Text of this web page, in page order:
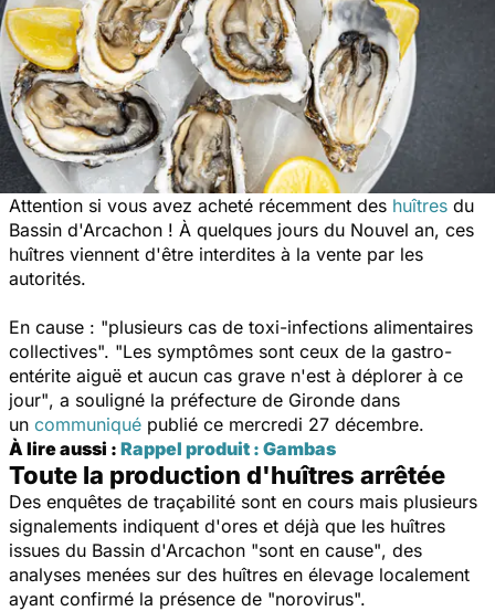
Attention si vous avez acheté récemment des huîtres du
Bassin d'Arcachon ! À quelques jours du Nouvel an, ces
huîtres viennent d'être interdites à la vente par les
autorités.
En cause : "plusieurs cas de toxi-infections alimentaires
collectives". "Les symptômes sont ceux de la gastro-
entérite aiguë et aucun cas grave n'est à déplorer à ce
jour", a souligné la préfecture de Gironde dans
un communiqué publié ce mercredi 27 décembre.
À lire aussi : Rappel produit : Gambas
Toute la production d'huîtres arrêtée
Des enquêtes de traçabilité sont en cours mais plusieurs
signalements indiquent d'ores et déjà que les huîtres
issues du Bassin d'Arcachon "sont en cause", des
analyses menées sur des huîtres en élevage localement
ayant confirmé la présence de "norovirus".